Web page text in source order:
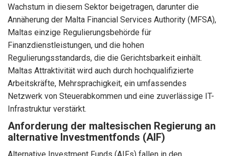
Wachstum in diesem Sektor beigetragen, darunter die
Annäherung der Malta Financial Services Authority (MFSA),
Maltas einzige Regulierungsbehörde für
Finanzdienstleistungen, und die hohen
Regulierungsstandards, die die Gerichtsbarkeit einhält.
Maltas Attraktivität wird auch durch hochqualifizierte
Arbeitskräfte, Mehrsprachigkeit, ein umfassendes
Netzwerk von Steuerabkommen und eine zuverlässige IT-
Infrastruktur verstärkt.
Anforderung der maltesischen Regierung an
alternative Investmentfonds (AIF)